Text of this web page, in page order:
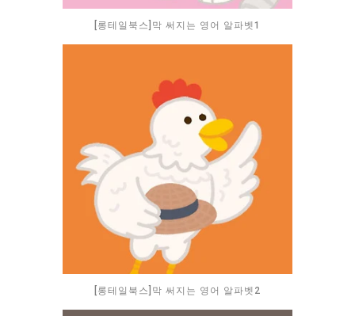
[롱테일북스]막 써지는 영어 알파벳1
[롱테일북스]막 써지는 영어 알파벳2